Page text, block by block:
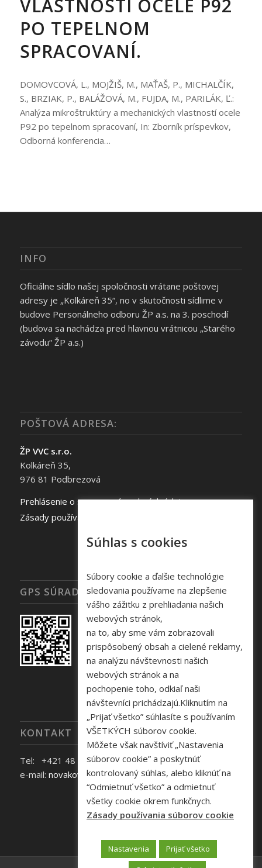
VLASTNOSTÍ OCELE P92
PO TEPELNOM
SPRACOVANÍ.
DOMOVCOVÁ, L., MOJŽIŠ, M., MAŤAŠ, P., MICHALČÍK,
S., BRZIAK, P., BALÁŽOVÁ, M., FUJDA, M., PARILÁK, Ľ.:
Analýza mikroštruktúry a mechanických vlastností ocele
P92 po tepelnom spracovaní, In: Zborník príspevkov,
Odborná konferencia…
INFO
Oficiálne sídlo našej spoločnosti vrátane poštovej
adresy je „Kolkáreň 35“, no v skutočnosti sídlime v
budove Personálneho odboru ŽP a.s. na 3. poschodí
(budova sa nachádza pred hlavnou vrátnicou „Starého
závodu“ ŽP a.s.)
POŠTOVÁ ADRESA:
ŽP VVC s.r.o.
Kolkáreň 35,
976 81 Podbrezová
Prehlásenie o spracovaní osobných údajov
Zásady používania súborov cookie
GPS SÚRADNICE
KONTAKT
Tel: +421 48 645 40 35
e-mail: novakova@zelpo.sk
Súhlas s cookies
Súbory cookie a ďalšie technológie
sledovania používame na zlepšenie
vášho zážitku z prehliadania našich
webových stránok,
na to, aby sme vám zobrazovali
prispôsobený obsah a cielené reklamy,
na analýzu návštevnosti našich
webových stránok a na
pochopenie toho, odkiaľ naši
návštevníci prichádzajú.Kliknutím na
„Prijať všetko” súhlasíte s používaním
VŠETKÝCH súborov cookie.
Môžete však navštíviť „Nastavenia
súborov cookie” a poskytnúť
kontrolovaný súhlas, alebo kliknúť na
“Odmietnuť všetko” a odmietnuť
všetky cookie okrem funkčnych.
Zásady používania súborov cookie
Nastavenia
Prijať všetko